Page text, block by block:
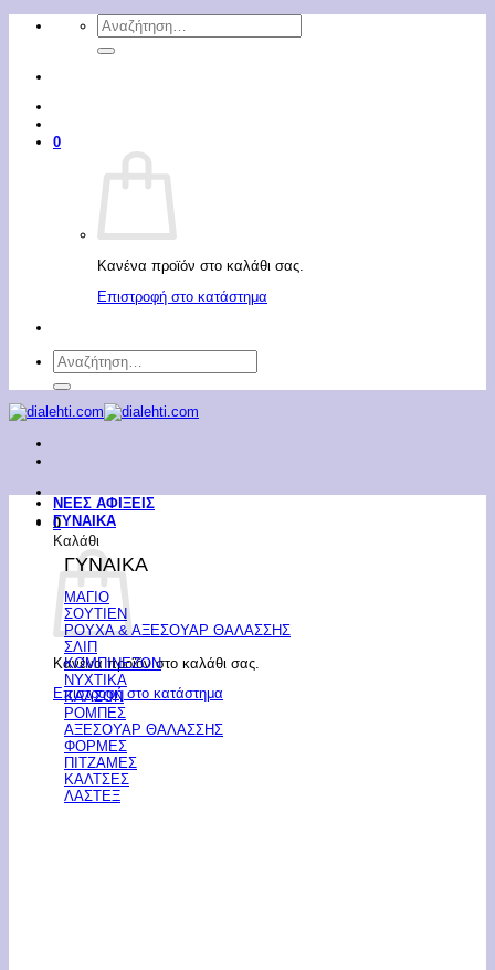
Μετάβαση
Αναζήτηση
για:
0
Κανένα προϊόν στο καλάθι σας.
Επιστροφή στο κατάστημα
Αναζήτηση
για:
0
Καλάθι
Κανένα προϊόν στο καλάθι σας.
Επιστροφή στο κατάστημα
ΝΕΕΣ ΑΦΙΞΕΙΣ
ΓΥΝΑΙΚΑ
ΓΥΝΑΙΚΑ
ΜΑΓΙΟ
ΣΟΥΤΙΕΝ
ΡΟΥΧΑ & ΑΞΕΣΟΥΑΡ ΘΑΛΑΣΣΗΣ
ΣΛΙΠ
ΚΟΜΠΙΝΕΖΟΝ
ΝΥΧΤΙΚΑ
ΚΑΛΣΟΝ
ΡΟΜΠΕΣ
ΑΞΕΣΟΥΑΡ ΘΑΛΑΣΣΗΣ
ΦΟΡΜΕΣ
ΠΙΤΖΑΜΕΣ
ΚΑΛΤΣΕΣ
ΛΑΣΤΕΞ